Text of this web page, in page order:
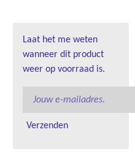
Laat het me weten
wanneer dit product
weer op voorraad is.
Verzenden